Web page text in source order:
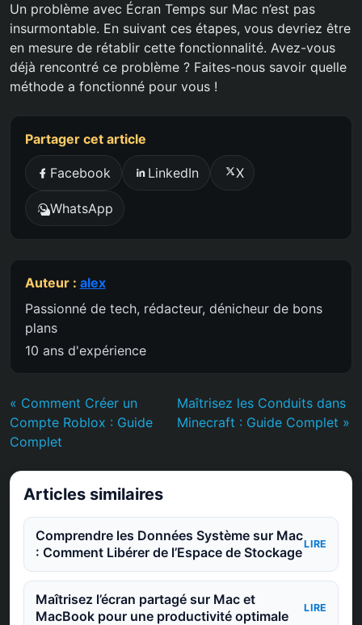
Un problème avec Écran Temps sur Mac n’est pas
insurmontable. En suivant ces étapes, vous devriez être
en mesure de rétablir cette fonctionnalité. Avez-vous
déjà rencontré ce problème ? Faites-nous savoir quelle
méthode a fonctionné pour vous !
Partager cet article
Facebook LinkedIn X
WhatsApp
Auteur : alex
Passionné de tech, rédacteur, dénicheur de bons
plans
10 ans d'expérience
« Comment Créer un
Compte Roblox : Guide
Complet
Maîtrisez les Conduits dans
Minecraft : Guide Complet »
Articles similaires
Comprendre les Données Système sur Mac
: Comment Libérer de l’Espace de Stockage
LIRE
Maîtrisez l’écran partagé sur Mac et
MacBook pour une productivité optimale
LIRE